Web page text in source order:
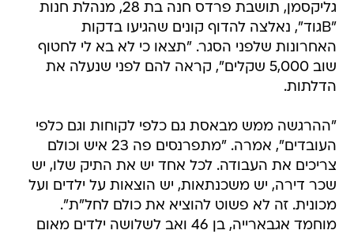
גליקסמן, תושבת פרדס חנה בת 28, מנהלת חנות
"Bגוד", נאלצה להדוף קונים שהגיעו בדקות
האחרונות שלפני הסגר. "תצאו כי לא בא לי לחטוף
שוב 5,000 שקלים", קראה להם לפני שנעלה את
הדלתות.
"ההרגשה ממש מבאסת גם כלפי לקוחות וגם כלפי
העובדים", אמרה. "מתפרנסים פה 23 איש וכולם
צריכים את העבודה. לכל אחד יש את התיק שלו, יש
שכר דירה, יש משכנתאות, יש הוצאות על ילדים ועל
מכונית. זה לא פשוט להוציא את כולם לחל"ת".
מוחמד אגבארייה, בן 46 ואב לשלושה ילדים מאום